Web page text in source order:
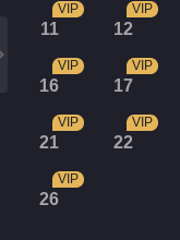
11
VIP
12
VIP
16
VIP
17
VIP
21
VIP
22
VIP
26
VIP